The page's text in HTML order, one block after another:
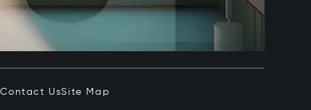
Contact UsSite Map